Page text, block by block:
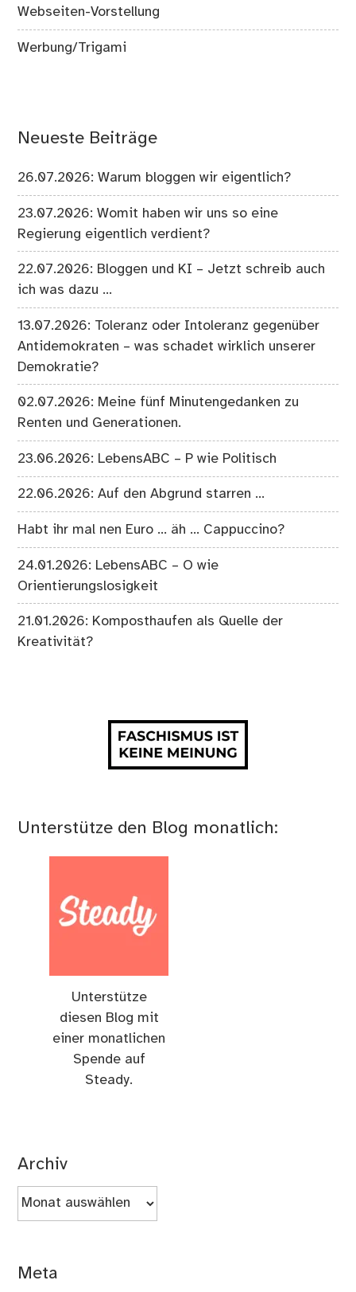
Webseiten-Vorstellung
Werbung/Trigami
Neueste Beiträge
26.07.2026: Warum bloggen wir eigentlich?
23.07.2026: Womit haben wir uns so eine
Regierung eigentlich verdient?
22.07.2026: Bloggen und KI – Jetzt schreib auch
ich was dazu …
13.07.2026: Toleranz oder Intoleranz gegenüber
Antidemokraten – was schadet wirklich unserer
Demokratie?
02.07.2026: Meine fünf Minutengedanken zu
Renten und Generationen.
23.06.2026: LebensABC – P wie Politisch
22.06.2026: Auf den Abgrund starren …
Habt ihr mal nen Euro … äh … Cappuccino?
24.01.2026: LebensABC – O wie
Orientierungslosigkeit
21.01.2026: Komposthaufen als Quelle der
Kreativität?
Unterstütze den Blog monatlich:
Unterstütze
diesen Blog mit
einer monatlichen
Spende auf
Steady.
Archiv
Archiv
Meta